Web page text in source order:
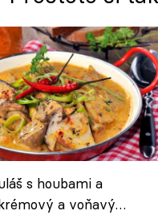
s houbami a
a voňavý